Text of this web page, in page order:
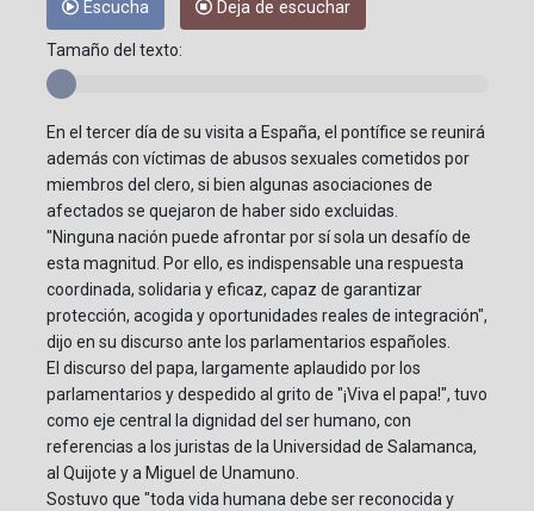
Escucha Deja de escuchar
Tamaño del texto:
En el tercer día de su visita a España, el pontífice se reunirá
además con víctimas de abusos sexuales cometidos por
miembros del clero, si bien algunas asociaciones de
afectados se quejaron de haber sido excluidas.
"Ninguna nación puede afrontar por sí sola un desafío de
esta magnitud. Por ello, es indispensable una respuesta
coordinada, solidaria y eficaz, capaz de garantizar
protección, acogida y oportunidades reales de integración",
dijo en su discurso ante los parlamentarios españoles.
El discurso del papa, largamente aplaudido por los
parlamentarios y despedido al grito de "¡Viva el papa!", tuvo
como eje central la dignidad del ser humano, con
referencias a los juristas de la Universidad de Salamanca,
al Quijote y a Miguel de Unamuno.
Sostuvo que "toda vida humana debe ser reconocida y